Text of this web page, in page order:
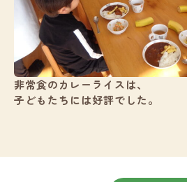
非常食のカレーライスは、
子どもたちには好評でした。